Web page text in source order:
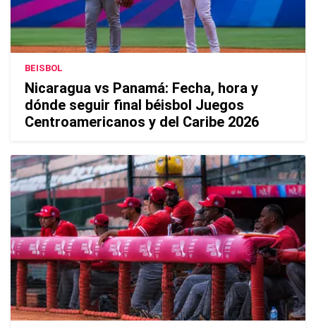
BEISBOL
Nicaragua vs Panamá: Fecha, hora y
dónde seguir final béisbol Juegos
Centroamericanos y del Caribe 2026